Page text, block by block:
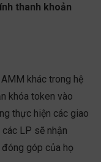
thanh khoản
khác trong hệ
khóa token vào
thực hiện các giao
LP sẽ nhận
góp của họ